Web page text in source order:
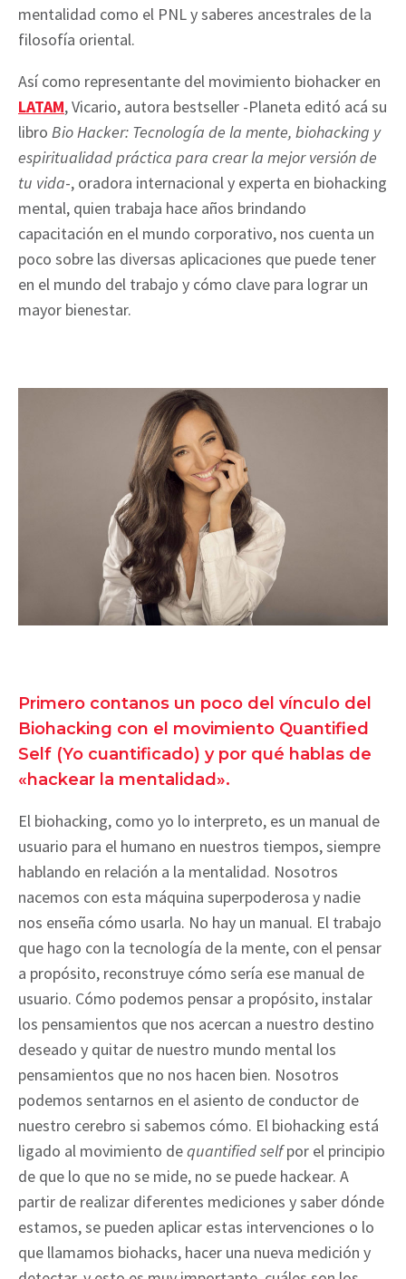
mentalidad como el PNL y saberes ancestrales de la
filosofía oriental.
Así como representante del movimiento biohacker en
LATAM, Vicario, autora bestseller -Planeta editó acá su
libro Bio Hacker: Tecnología de la mente, biohacking y
espiritualidad práctica para crear la mejor versión de
tu vida-, oradora internacional y experta en biohacking
mental, quien trabaja hace años brindando
capacitación en el mundo corporativo, nos cuenta un
poco sobre las diversas aplicaciones que puede tener
en el mundo del trabajo y cómo clave para lograr un
mayor bienestar.
Primero contanos un poco del vínculo del
Biohacking con el movimiento Quantified
Self (Yo cuantificado) y por qué hablas de
«hackear la mentalidad».
El biohacking, como yo lo interpreto, es un manual de
usuario para el humano en nuestros tiempos, siempre
hablando en relación a la mentalidad. Nosotros
nacemos con esta máquina superpoderosa y nadie
nos enseña cómo usarla. No hay un manual. El trabajo
que hago con la tecnología de la mente, con el pensar
a propósito, reconstruye cómo sería ese manual de
usuario. Cómo podemos pensar a propósito, instalar
los pensamientos que nos acercan a nuestro destino
deseado y quitar de nuestro mundo mental los
pensamientos que no nos hacen bien. Nosotros
podemos sentarnos en el asiento de conductor de
nuestro cerebro si sabemos cómo. El biohacking está
ligado al movimiento dequantified selfpor el principio
de que lo que no se mide, no se puede hackear. A
partir de realizar diferentes mediciones y saber dónde
estamos, se pueden aplicar estas intervenciones o lo
que llamamos biohacks, hacer una nueva medición y